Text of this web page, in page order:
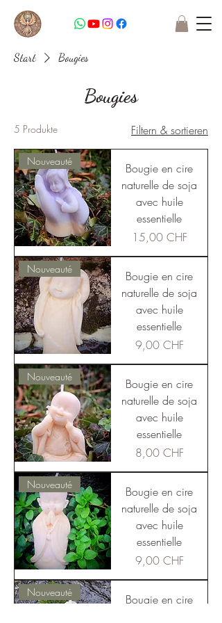
Start Bougies
Bougies
5 Produkte Filtern & sortieren
Nouveauté
Bougie en cire
naturelle de soja
avec huile
essentielle
Preis
15,00 CHF
Nouveauté
Bougie en cire
naturelle de soja
avec huile
essentielle
Preis
9,00 CHF
Nouveauté
Bougie en cire
naturelle de soja
avec huile
essentielle
Preis
8,00 CHF
Nouveauté
Bougie en cire
naturelle de soja
avec huile
essentielle
Preis
9,00 CHF
Nouveauté
Bougie en cire